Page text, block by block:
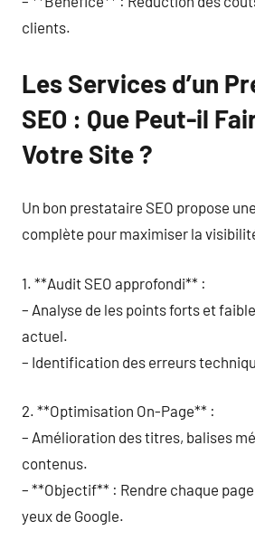
clients.
Les Services d’un
SEO : Que Peut-il
Votre Site ?
Un bon prestataire SEO propose
complète pour maximiser la
1. **Audit SEO approfondi** :
– Analyse de les points forts et
actuel.
– Identification des erreurs
2. **Optimisation On-Page** :
– Amélioration des titres, balises
contenus.
– **Objectif** : Rendre chaque
yeux de Google.